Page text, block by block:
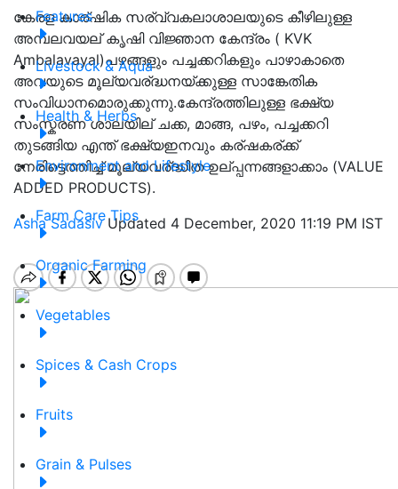
Features
Livestock & Aqua
Health & Herbs
Environment and Lifestyle
Farm Care Tips
Organic Farming
Vegetables
Spices & Cash Crops
Fruits
Grain & Pulses
കേരള കാര്ഷിക സര്വ്വകലാശാലയുടെ കീഴിലുള്ള
അമ്പലവയല് കൃഷി വിജ്ഞാന കേന്ദ്രം ( KVK
Ambalavayal)പഴങ്ങളും പച്ചക്കറികളും പാഴാകാതെ
അവയുടെ മൂല്യവര്ദ്ധനയ്ക്കുള്ള സാങ്കേതിക
സംവിധാനമൊരുക്കുന്നു.കേന്ദ്രത്തിലുള്ള ഭക്ഷ്യ
സംസ്കരണ ശാലയില് ചക്ക, മാങ്ങ, പഴം, പച്ചക്കറി
തുടങ്ങിയ എന്ത് ഭക്ഷ്യഇനവും കര്ഷകര്ക്ക്
നേരിട്ടെത്തിച്ച് മൂല്യവര്ദ്ധിത ഉല്പ്പന്നങ്ങളാക്കാം (VALUE
ADDED PRODUCTS).
Asha SadasivUpdated 4 December, 2020 11:19 PM IST